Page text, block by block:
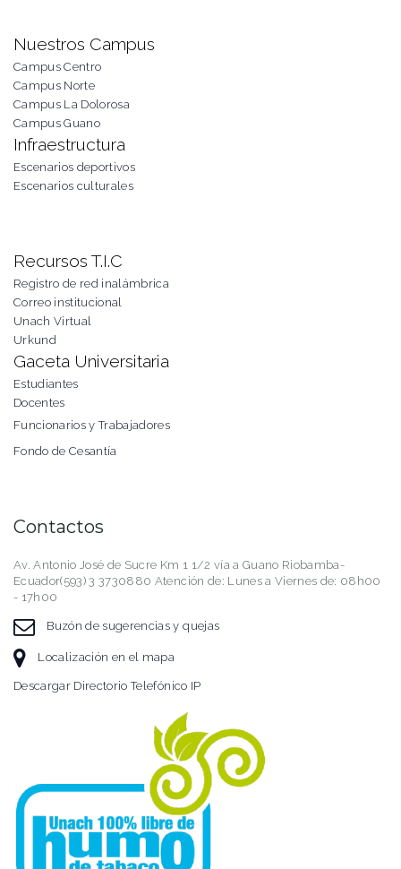
Nuestros Campus
Campus Centro
Campus Norte
Campus La Dolorosa
Campus Guano
Infraestructura
Escenarios deportivos
Escenarios culturales
Recursos T.I.C
Registro de red inalámbrica
Correo institucional
Unach Virtual
Urkund
Gaceta Universitaria
Estudiantes
Docentes
Funcionarios y Trabajadores
Fondo de Cesantía
Contactos
Av. Antonio José de Sucre Km 1 1/2 vía a Guano Riobamba-
Ecuador(593) 3 3730880 Atención de: Lunes a Viernes de: 08h00
- 17h00
Buzón de sugerencias y quejas
Localización en el mapa
Descargar Directorio Telefónico IP